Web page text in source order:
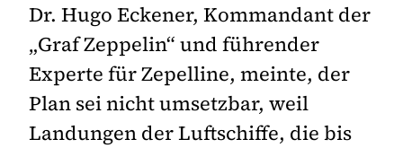
Dr. Hugo Eckener, Kommandant der
„Graf Zeppelin“ und führender
Experte für Zepelline, meinte, der
Plan sei nicht umsetzbar, weil
Landungen der Luftschiffe, die bis